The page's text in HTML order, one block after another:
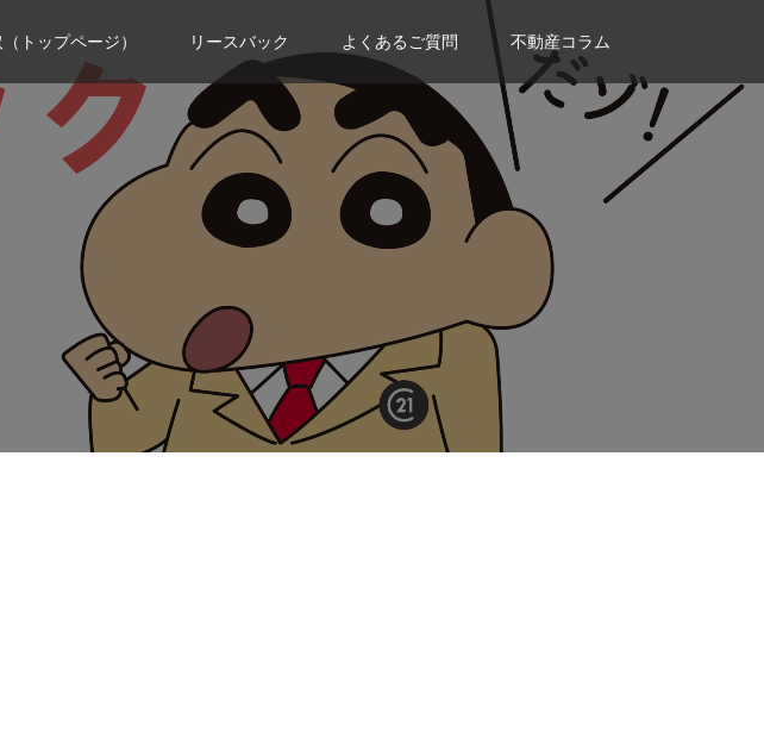
トップページ） リースバック よくあるご質問 不動産コラム